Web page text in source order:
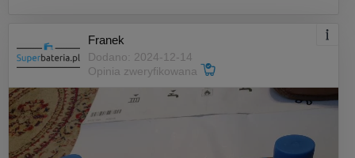
Franek
Dodano: 2024-12-14
Opinia zweryfikowana